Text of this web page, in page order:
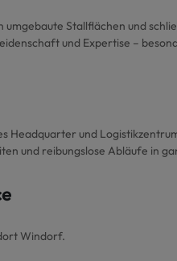
Stallflächen und
und Expertise –
und
und reibungslose Abläufe in
Windorf.